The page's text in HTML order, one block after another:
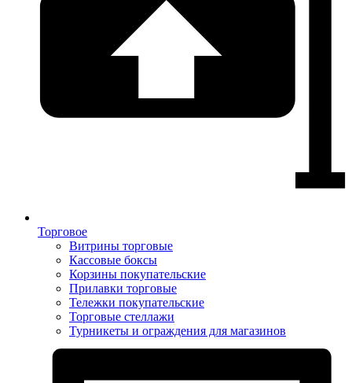
Торговое
Витрины торговые
Кассовые боксы
Корзины покупательские
Прилавки торговые
Тележки покупательские
Торговые стеллажи
Турникеты и ограждения для магазинов